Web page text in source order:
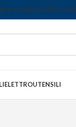
SPEDIZIONIRESI E
ELETTROUTENSILI